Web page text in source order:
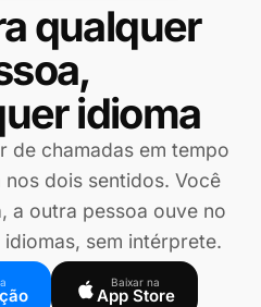
qualquer
idioma
de chamadas em tempo
dois sentidos. Você
a outra pessoa ouve no
idiomas, sem intérprete.
Baixar na
App Store